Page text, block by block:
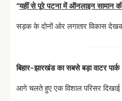
“यहीं से पूरे पटना में ऑनलाइन सामान की
सड़क के दोनों ओर लगातार विकास
बिहार-झारखंडकासबसेबड़ावाटरपार्क
आगे चलते हुए एक विशाल परिसर दिखाई